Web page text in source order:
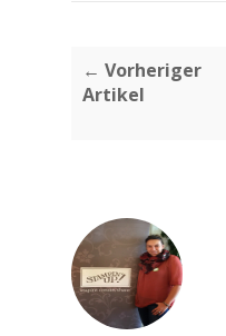
← Vorheriger
Artikel